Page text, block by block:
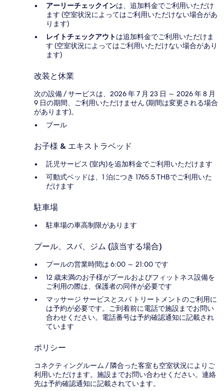
アーリーチェックインは、追加料金でご利用いただけ
ます (空室状況によってはご利用いただけない場合があ
ります)
レイトチェックアウトは追加料金でご利用いただけま
す (空室状況によってはご利用いただけない場合があり
ます)
改装と休業
次の設備 / サービスは、2026 年 7 月 23 日 ～ 2026 年 8 月
9 日の期間、ご利用いただけません (期間は変更される場合
があります)。
プール
お子様 & エキストラベッド
託児サービス (室内)を追加料金でご利用いただけます
可動式ベッドは、1 泊につき 1765.5 THBでご利用いた
だけます
駐車場
駐車場の車高制限があります
プール、スパ、ジム (該当する場合)
プールの営業時間は 6:00 ～ 21:00 です
12 歳未満のお子様がプールおよびフィットネス設備を
ご利用の際は、保護者の同伴が必要です
マッサージ サービスとスパ トリートメントのご利用に
は予約が必要です。ご到着前に電話で施設までお問い
合わせください。電話番号は予約確認通知に記載され
ています
ポリシー
コネクティングルーム / 隣合った客室も空室状況によりご
利用いただけます。施設までお問い合わせください。連絡
先は予約確認通知に記載されています。